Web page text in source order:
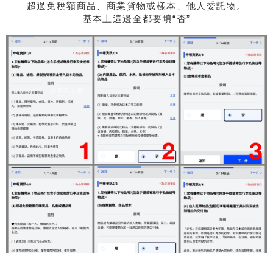
超過免稅額商品、商業貨物或樣本、他人委託物。
基本上這邊全都要填“否”